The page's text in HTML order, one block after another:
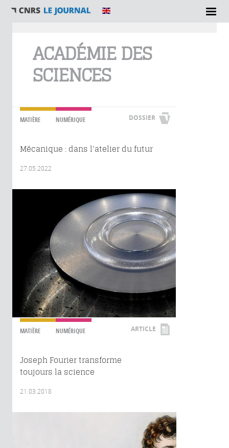
ACADÉMIE DES
SCIENCES
MATIÈRE NUMÉRIQUE DOSSIER
Mécanique : dans l’atelier du futur
27.05.2022
MATIÈRE NUMÉRIQUE ARTICLE
Joseph Fourier transforme
toujours la science
21.03.2018